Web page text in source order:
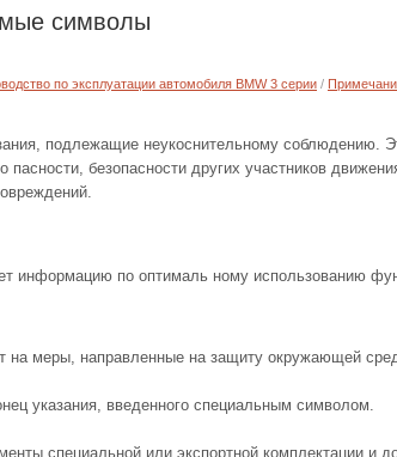
символы
по эксплуатации автомобиля BMW 3 серии /
подлежащие неукоснительному соблюдению.
пасности, безопасности других участников
информацию по оптималь ному использованию
на меры, направленные на защиту окружающей
указания, введенного специальным символом.
специальной или экспортной комплектации и